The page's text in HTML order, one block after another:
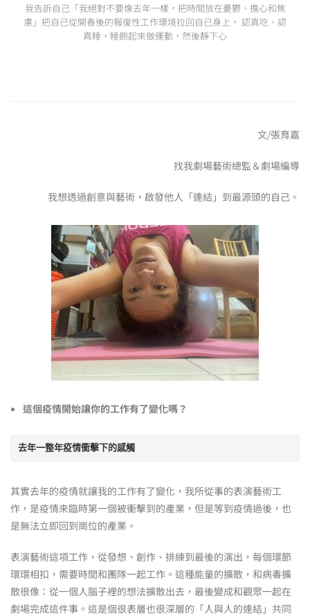
我告訴自己「我絕對不要像去年一樣，把時間放在憂鬱、擔心和焦
慮」把自己從開春後的報復性工作環境拉回自己身上， 認真吃、認
真睡，睡飽起來做運動，然後靜下心
文/張育嘉
找我劇場藝術總監＆劇場編導
我想透過創意與藝術，啟發他人「連結」到最源頭的自己。
這個疫情開始讓你的工作有了變化嗎？
去年一整年疫情衝擊下的感觸
其實去年的疫情就讓我的工作有了變化，我所從事的表演藝術工
作，是疫情來臨時第一個被衝擊到的產業，但是等到疫情過後，也
是無法立即回到崗位的產業。
表演藝術這項工作，從發想、創作、排練到最後的演出，每個環節
環環相扣，需要時間和團隊一起工作。這種能量的擴散，和病毒擴
散很像：從一個人腦子裡的想法擴散出去，最後變成和觀眾一起在
劇場完成這件事。這是個很表層也很深層的「人與人的連結」共同